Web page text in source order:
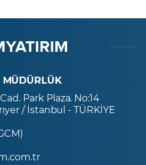
MÜDÜRLÜK
Park Plaza. No:14
/ İstanbul - TÜRKİYE